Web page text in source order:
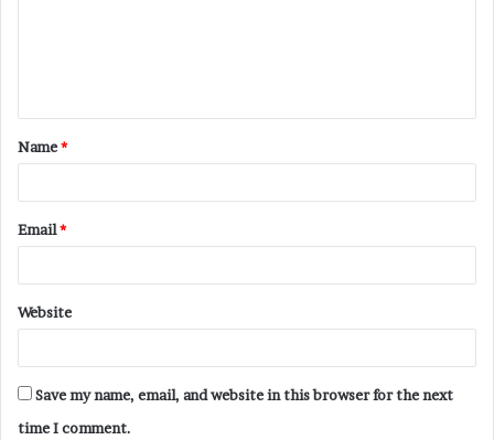
Name*
Email*
Website
Save my name, email, and website in this browser for the next
time I comment.